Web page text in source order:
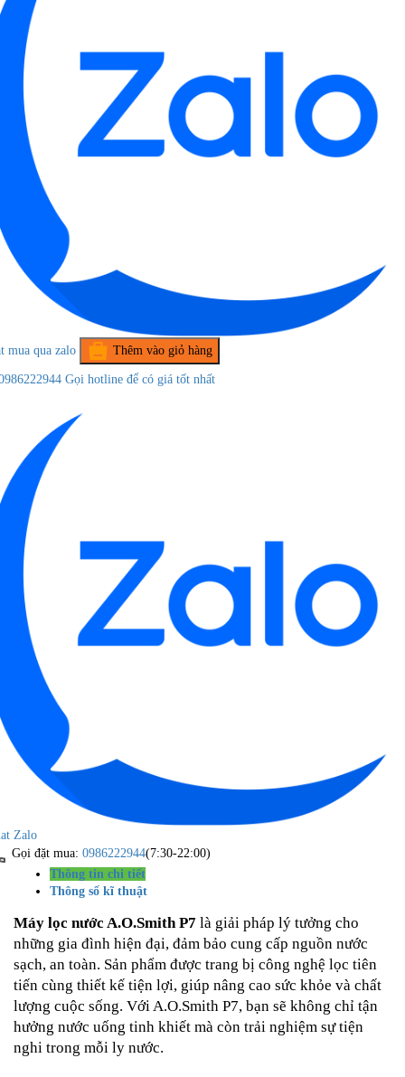
mua qua zalo Thêm vào giỏ hàng
Gọi hotline để có giá tốt nhất
Zalo
Gọi đặt mua: 0986222944(7:30-22:00)
Thông tin chi tiết
Thông số kĩ thuật
Máy lọc nước A.O.Smith P7 là giải pháp lý tưởng cho
những gia đình hiện đại, đảm bảo cung cấp nguồn nước
sạch, an toàn. Sản phẩm được trang bị công nghệ lọc tiên
tiến cùng thiết kế tiện lợi, giúp nâng cao sức khỏe và chất
lượng cuộc sống. Với A.O.Smith P7, bạn sẽ không chỉ tận
hưởng nước uống tinh khiết mà còn trải nghiệm sự tiện
nghi trong mỗi ly nước.